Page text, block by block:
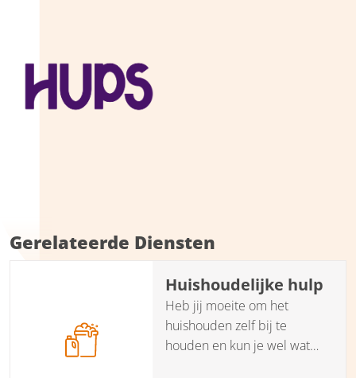
Gerelateerde Diensten
Huishoudelijke hulp
Heb jij moeite om het
huishouden zelf bij te
houden en kun je wel wat